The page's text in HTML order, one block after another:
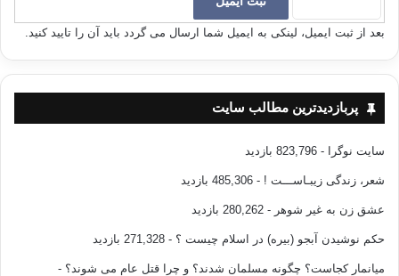
بعد از ثبت ایمیل، لینکی به ایمیل شما ارسال می گردد باید آن را تایید کنید.
پربازدیدترین مطالب سایت
سایت نوگرا - 823,796 بازدید
شعر، زندگی زیبـاســـت ! - 485,306 بازدید
عشق زن به غیر شوهر - 280,262 بازدید
حکم نوشیدن آبجو (بیره) در اسلام چیست ؟ - 271,328 بازدید
میانمار کجاست؟ چگونه مسلمان شدند؟ و چرا قتل عام می شوند؟ -